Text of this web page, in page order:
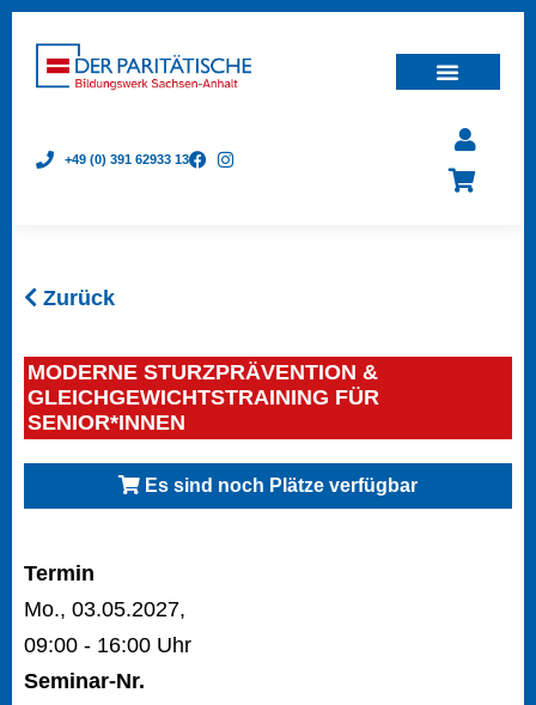
+49 (0) 391 62933 13
Zurück
MODERNE STURZPRÄVENTION &
GLEICHGEWICHTSTRAINING FÜR
SENIOR*INNEN
Es sind noch Plätze verfügbar
Termin
Mo., 03.05.2027,
09:00 - 16:00 Uhr
Seminar-Nr.